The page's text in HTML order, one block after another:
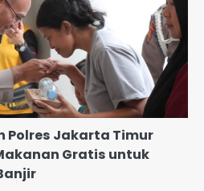
Polres Jakarta Timur
Gratis untuk